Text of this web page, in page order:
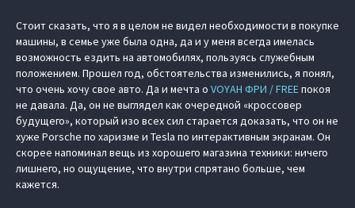
Стоит сказать, что я в целом не видел необходимости в покупке
машины, в семье уже была одна, да и у меня всегда имелась
возможность ездить на автомобилях, пользуясь служебным
положением. Прошел год, обстоятельства изменились, я понял,
что очень хочу свое авто. Да и мечта о VOYAH ФРИ / FREEпокоя
не давала. Да, он не выглядел как очередной «кроссовер
будущего», который изо всех сил старается доказать, что он не
хуже Porsche по харизме и Tesla по интерактивным экранам. Он
скорее напоминал вещь из хорошего магазина техники: ничего
лишнего, но ощущение, что внутри спрятано больше, чем
кажется.